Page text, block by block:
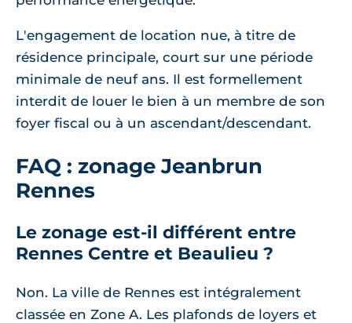
L'engagement de location nue, à titre de
résidence principale, court sur une période
minimale de neuf ans. Il est formellement
interdit de louer le bien à un membre de son
foyer fiscal ou à un ascendant/descendant.
FAQ : zonage Jeanbrun
Rennes
Le zonage est-il différent entre
Rennes Centre et Beaulieu ?
Non. La ville de Rennes est intégralement
classée en Zone A. Les plafonds de loyers et